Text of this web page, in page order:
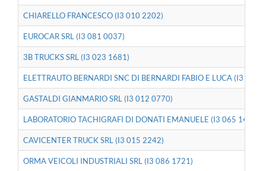
CHIARELLO FRANCESCO (I3 010 2202)
EUROCAR SRL (I3 081 0037)
3B TRUCKS SRL (I3 023 1681)
ELETTRAUTO BERNARDI SNC DI BERNARDI FABIO E LUCA (I3 037
GASTALDI GIANMARIO SRL (I3 012 0770)
LABORATORIO TACHIGRAFI DI DONATI EMANUELE (I3 065 1491)
CAVICENTER TRUCK SRL (I3 015 2242)
ORMA VEICOLI INDUSTRIALI SRL (I3 086 1721)